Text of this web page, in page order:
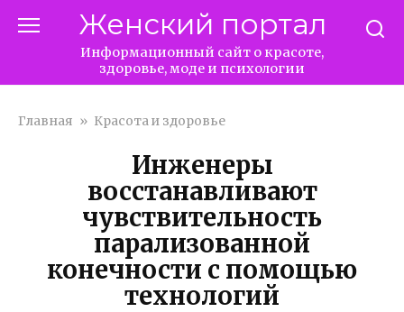
Женский портал
Информационный сайт о красоте,
здоровье, моде и психологии
Главная » Красота и здоровье
Инженеры
восстанавливают
чувствительность
парализованной
конечности с помощью
технологий